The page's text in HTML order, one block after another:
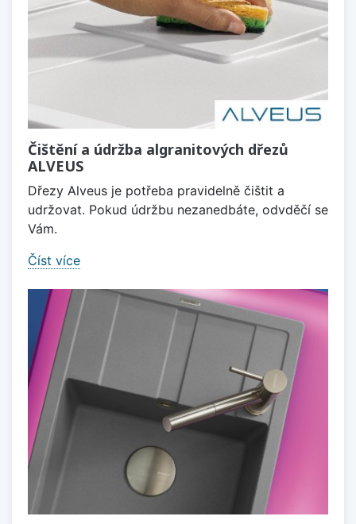
Čištění a údržba algranitových dřezů
ALVEUS
Dřezy Alveus je potřeba pravidelně čištit a
udržovat. Pokud údržbu nezanedbáte, odvděčí se
Vám.
Číst více